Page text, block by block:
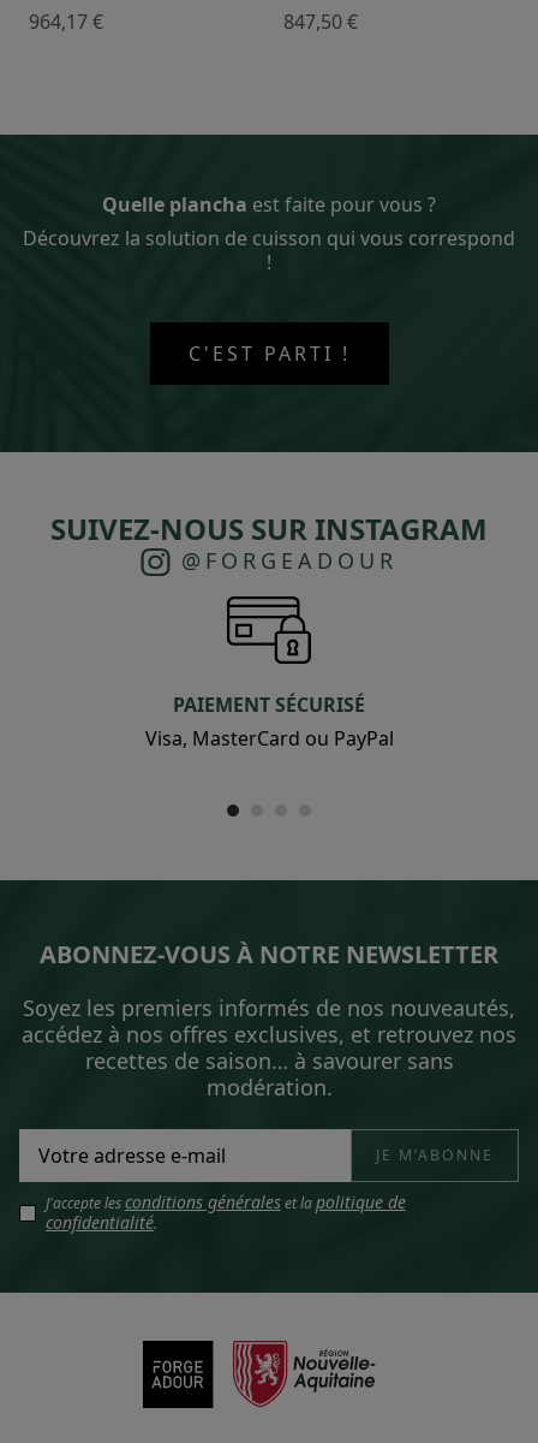
964,17 €
847,50 €
Quelle plancha est faite pour vous ?
Découvrez la solution de cuisson qui vous correspond
!
C'EST PARTI !
SUIVEZ-NOUS SUR INSTAGRAM
@FORGEADOUR
PAIEMENT SÉCURISÉ
Visa, MasterCard ou PayPal
ABONNEZ-VOUS À NOTRE NEWSLETTER
Soyez les premiers informés de nos nouveautés,
accédez à nos offres exclusives, et retrouvez nos
recettes de saison… à savourer sans
modération.
J'accepte lesconditions généraleset lapolitique de
confidentialité.